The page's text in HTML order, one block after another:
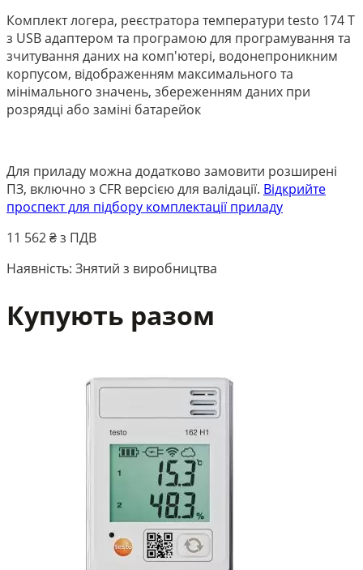
Комплект логера, реєстратора температури testo 174 Т
з USB адаптером та програмою для програмування та
зчитування даних на комп'ютері, водонепроникним
корпусом, відображенням максимального та
мінімального значень, збереженням даних при
розрядці або заміні батарейок
Для приладу можна додатково замовити розширені
ПЗ, включно з CFR версією для валідації. Відкрийте
проспект для підбору комплектації приладу
11 562₴ з ПДВ
Наявність: Знятий з виробництва
Купують разом